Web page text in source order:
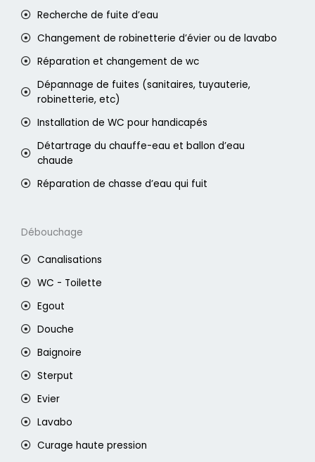
Recherche de fuite d’eau
Changement de robinetterie d’évier ou de lavabo
Réparation et changement de wc
Dépannage de fuites (sanitaires, tuyauterie,
robinetterie, etc)
Installation de WC pour handicapés
Détartrage du chauffe-eau et ballon d’eau
chaude
Réparation de chasse d’eau qui fuit
Débouchage
Canalisations
WC - Toilette
Egout
Douche
Baignoire
Sterput
Evier
Lavabo
Curage haute pression